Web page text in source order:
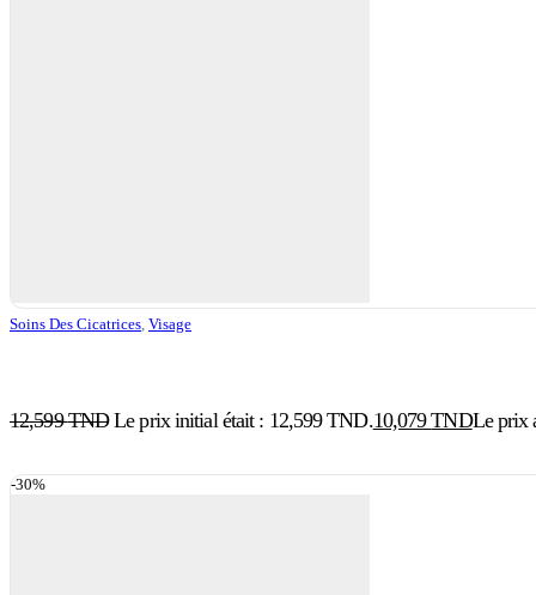
Soins Des Cicatrices Visage
12,599TND Le prix initial était : 12,599 TND.10,079TNDLe prix
-30%